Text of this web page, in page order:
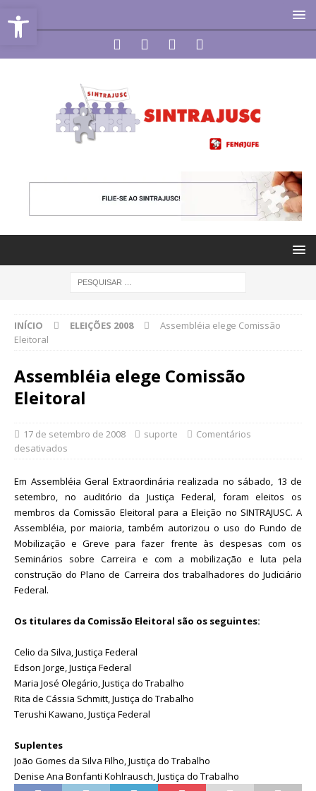
Abrir a barra de ferramentas
INÍCIO ELEIÇÕES 2008
Assembléia elege Comissão
Eleitoral
Assembléia elege Comissão
Eleitoral
17 de setembro de 2008 suporte
Comentários
desativados
Em Assembléia Geral Extraordinária realizada no sábado, 13 de
setembro, no auditório da Justiça Federal, foram eleitos os
membros da Comissão Eleitoral para a Eleição no SINTRAJUSC. A
Assembléia, por maioria, também autorizou o uso do Fundo de
Mobilização e Greve para fazer frente às despesas com os
Seminários sobre Carreira e com a mobilização e luta pela
construção do Plano de Carreira dos trabalhadores do Judiciário
Federal.
Os titulares da Comissão Eleitoral são os seguintes:
Celio da Silva, Justiça Federal
Edson Jorge, Justiça Federal
Maria José Olegário, Justiça do Trabalho
Rita de Cássia Schmitt, Justiça do Trabalho
Terushi Kawano, Justiça Federal
Suplentes
João Gomes da Silva Filho, Justiça do Trabalho
Denise Ana Bonfanti Kohlrausch, Justiça do Trabalho